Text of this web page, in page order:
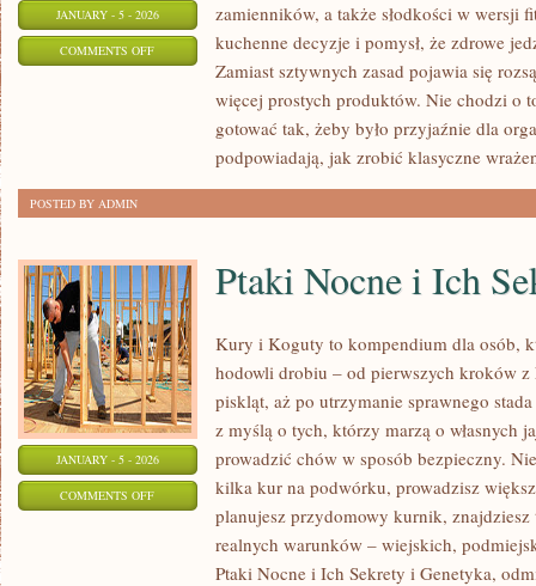
JANUARY - 5 - 2026
COMMENTS OFFON
zamienników, a także słodkości w wersji
kuchenne decyzje i pomysł, że zdrowe
Zamiast sztywnych zasad pojawia się
więcej prostych produktów. Nie chodzi o
gotować tak, żeby było przyjaźnie dla
podpowiadają, jak zrobić klasyczne
POSTED BY ADMIN
JANUARY - 5 - 2026
COMMENTS OFFON
Ptaki Nocne i Ich
Kury i Koguty to kompendium dla osób,
hodowli drobiu – od pierwszych kroków
piskląt, aż po utrzymanie sprawnego
z myślą o tych, którzy marzą o własnych
prowadzić chów w sposób bezpieczny.
kilka kur na podwórku, prowadzisz
planujesz przydomowy kurnik,
realnych warunków – wiejskich,
Ptaki Nocne i Ich Sekrety i Genetyka,